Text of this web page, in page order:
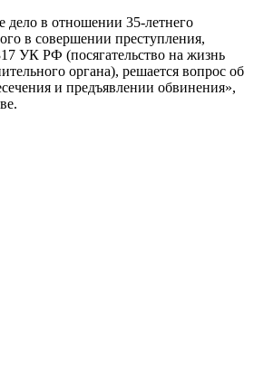
дело в отношении 35-летнего
в совершении преступления,
УК РФ (посягательство на жизнь
органа), решается вопрос об
и предъявлении обвинения»,